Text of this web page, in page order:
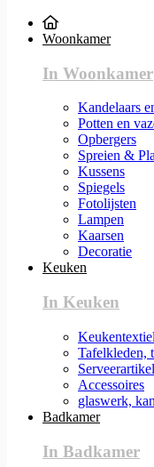
Woonkamer
In Woonkamer
Kandelaars
Potten en
Opbergers
Spreien &
Kussens
Spiegels
Fotolijsten
Lampen
Kaarsen
Decoratie
Keuken
In Keuken
Keukentextiel
Tafelkleden,
Accessoires
glaswerk,
Badkamer
In Badkamer